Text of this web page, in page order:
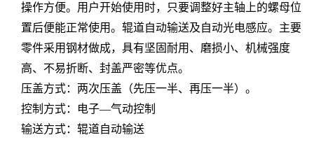
操作方便。用户开始使用时，只要调整好主轴上的螺母位
置后便能正常使用。辊道自动输送及自动光电感应。主要
零件采用钢材做成，具有坚固耐用、磨损小、机械强度
高、不易折断、封盖严密等优点。
压盖方式：两次压盖（先压一半、再压一半）。
控制方式：电子—气动控制
输送方式：辊道自动输送